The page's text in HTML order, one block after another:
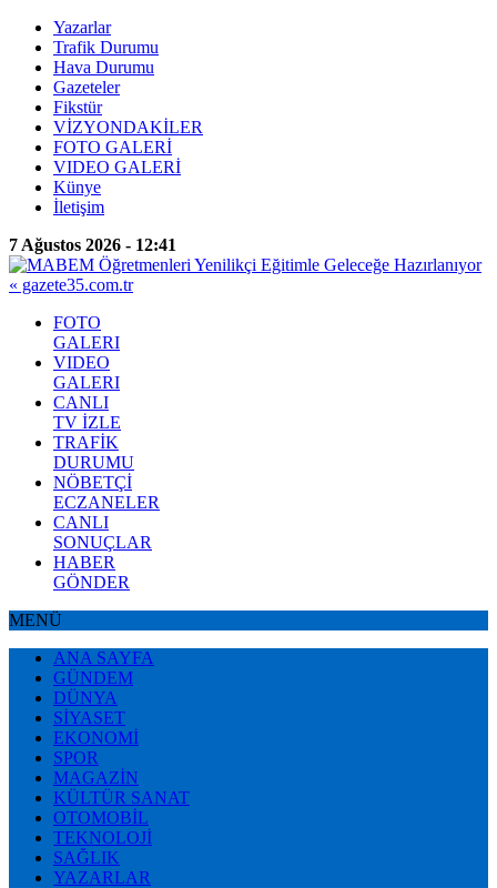
Yazarlar
Trafik Durumu
Hava Durumu
Gazeteler
Fikstür
VİZYONDAKİLER
FOTO GALERİ
VIDEO GALERİ
Künye
İletişim
7 Ağustos 2026 - 12:41
FOTO
GALERI
VIDEO
GALERI
CANLI
TV İZLE
TRAFİK
DURUMU
NÖBETÇİ
ECZANELER
CANLI
SONUÇLAR
HABER
GÖNDER
MENÜ
ANA SAYFA
GÜNDEM
DÜNYA
SİYASET
EKONOMİ
SPOR
MAGAZİN
KÜLTÜR SANAT
OTOMOBİL
TEKNOLOJİ
SAĞLIK
YAZARLAR